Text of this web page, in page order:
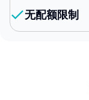
无配额限制